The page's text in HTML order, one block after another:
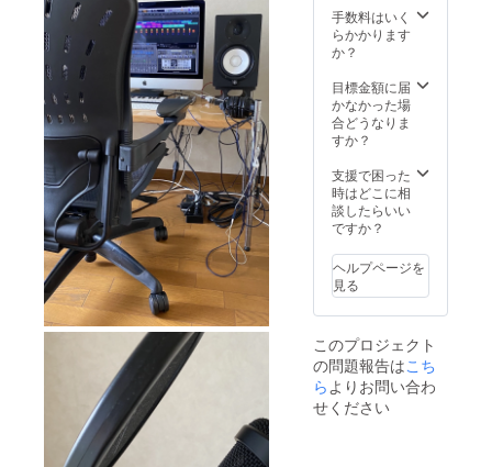
手数料はいく
らかかります
か？
目標金額に届
かなかった場
合どうなりま
すか？
支援で困った
時はどこに相
談したらいい
ですか？
ヘルプページを
見る
このプロジェクト
の問題報告はこち
ら よりお問い合わ
せください